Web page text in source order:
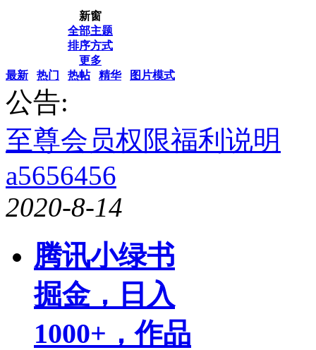
新窗
全部主题
排序方式
更多
最新
热门 热帖 精华 图片模式
公告:
至尊会员权限福利说明
a5656456
2020-8-14
腾讯小绿书
掘金，日入
1000+，作品